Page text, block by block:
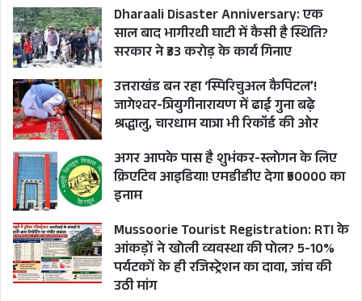
Dharaali Disaster Anniversary: एक
साल बाद भागीरथी घाटी में कैसी है स्थिति?
सरकार ने ₹33 करोड़ के कार्य गिनाए
उत्तराखंड बन रहा ‘स्पिरिचुअल कैपिटल’!
जागेश्वर-त्रियुगीनारायण में ढाई गुना बढ़े
श्रद्धालु, चारधाम यात्रा भी रिकॉर्ड की ओर
अगर आपके पास है शुभंकर-स्लोगन के लिए
क्रिएटिव आइडिया! एमडीडीए देगा ₹50000 का
इनाम
Mussoorie Tourist Registration: RTI के
आंकड़ों ने खोली व्यवस्था की पोल? 5-10%
पर्यटकों के ही रजिस्ट्रेशन का दावा, जांच की
उठी मांग